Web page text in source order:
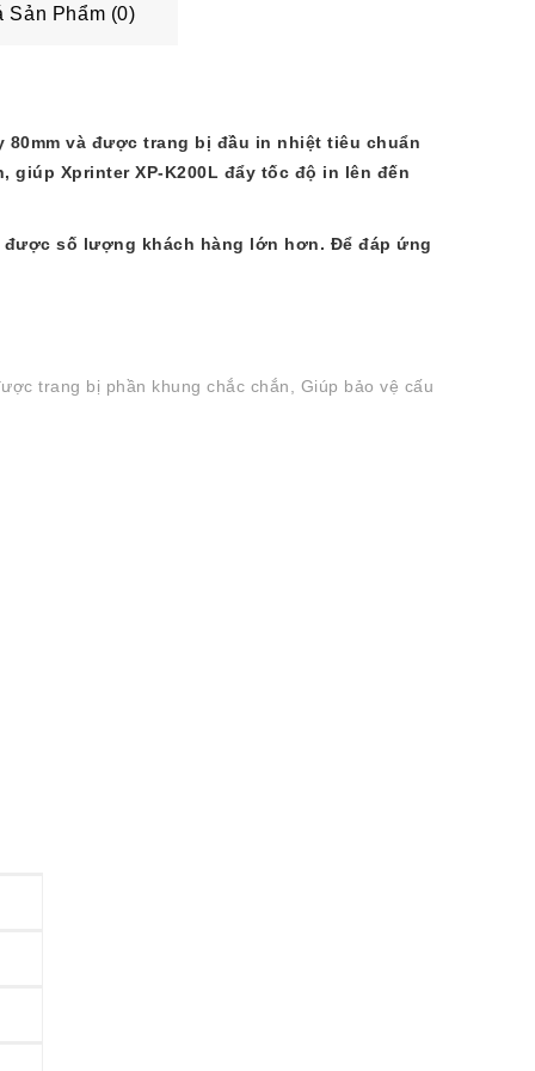
Sản Phẩm (0)
và được trang bị đầu in nhiệt tiêu chuẩn
Xprinter XP-K200L đẩy tốc độ in lên đến
số lượng khách hàng lớn hơn. Để đáp ứng
trang bị phần khung chắc chắn, Giúp bảo vệ cấu